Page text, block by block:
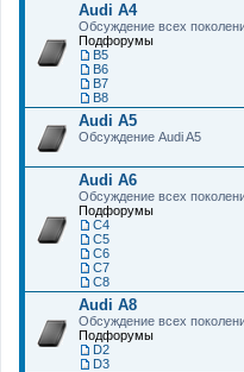
Audi A4
Обсуждение всех
Подфорумы
B5
B6
B7
B8
Audi A5
Обсуждение Audi A5
Audi A6
Обсуждение всех
Подфорумы
C4
C5
C6
C7
С8
Audi A8
Обсуждение всех
Подфорумы
D2
D3